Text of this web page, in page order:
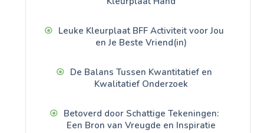
Leuke Kleurplaat BFF Activiteit voor Jou
en Je Beste Vriend(in)
De Balans Tussen Kwantitatief en
Kwalitatief Onderzoek
Betoverd door Schattige Tekeningen:
Een Bron van Vreugde en Inspiratie